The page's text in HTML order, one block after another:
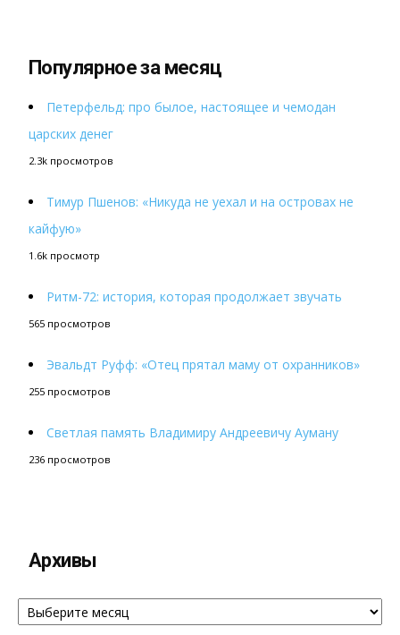
Популярное за месяц
Петерфельд: про былое, настоящее и чемодан
царских денег
2.3k просмотров
Тимур Пшенов: «Никуда не уехал и на островах не
кайфую»
1.6k просмотр
Ритм-72: история, которая продолжает звучать
565 просмотров
Эвальдт Руфф: «Отец прятал маму от охранников»
255 просмотров
Светлая память Владимиру Андреевичу Ауману
236 просмотров
Архивы
Архивы